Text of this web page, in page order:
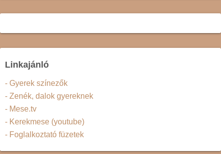
Linkajánló
- Gyerek színezők
- Zenék, dalok gyereknek
- Mese.tv
- Kerekmese (youtube)
- Foglalkoztató füzetek